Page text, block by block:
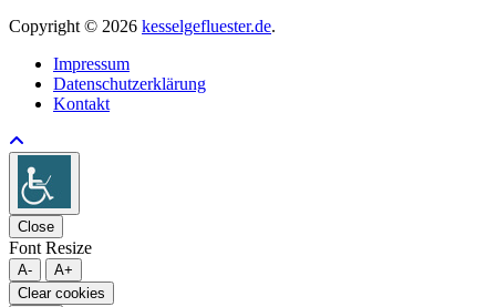
Copyright © 2026 kesselgefluester.de.
Impressum
Datenschutzerklärung
Kontakt
Close
Font Resize
A-
A+
Clear cookies